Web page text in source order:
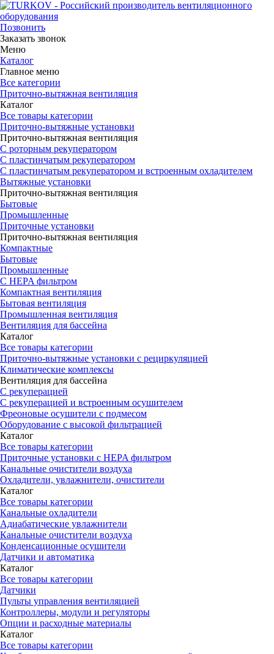
Позвонить
Заказать звонок
Меню
Каталог
Главное меню
Все категории
Приточно-вытяжная вентиляция
Каталог
Все товары категории
Приточно-вытяжные установки
Приточно-вытяжная вентиляция
С роторным рекуператором
С пластинчатым рекуператором
С пластинчатым рекуператором и встроенным охладителем
Вытяжные установки
Приточно-вытяжная вентиляция
Бытовые
Промышленные
Приточные установки
Приточно-вытяжная вентиляция
Компактные
Бытовые
Промышленные
С HEPA фильтром
Компактная вентиляция
Бытовая вентиляция
Промышленная вентиляция
Вентиляция для бассейна
Каталог
Все товары категории
Приточно-вытяжные установки с рециркуляцией
Климатические комплексы
Вентиляция для бассейна
С рекуперацией
С рекуперацией и встроенным осушителем
Фреоновые осушители с подмесом
Оборудование с высокой фильтрацией
Каталог
Все товары категории
Приточные установки c HEPA фильтром
Канальные очистители воздуха
Охладители, увлажнители, очистители
Каталог
Все товары категории
Канальные охладители
Адиабатические увлажнители
Канальные очистители воздуха
Конденсационные осушители
Датчики и автоматика
Каталог
Все товары категории
Датчики
Пульты управления вентиляцией
Контроллеры, модули и регуляторы
Опции и расходные материалы
Каталог
Все товары категории